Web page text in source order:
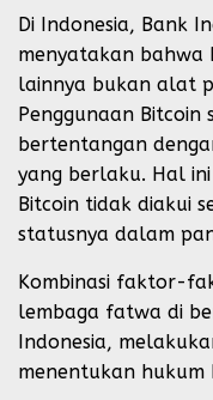
Di Indonesia, Bank
menyatakan bahwa
lainnya bukan alat
Penggunaan
bertentangan
yang berlaku. Hal
Bitcoin tidak diakui
statusnya dalam
Kombinasi faktor-
lembaga fatwa di
Indonesia,
menentukan hukum